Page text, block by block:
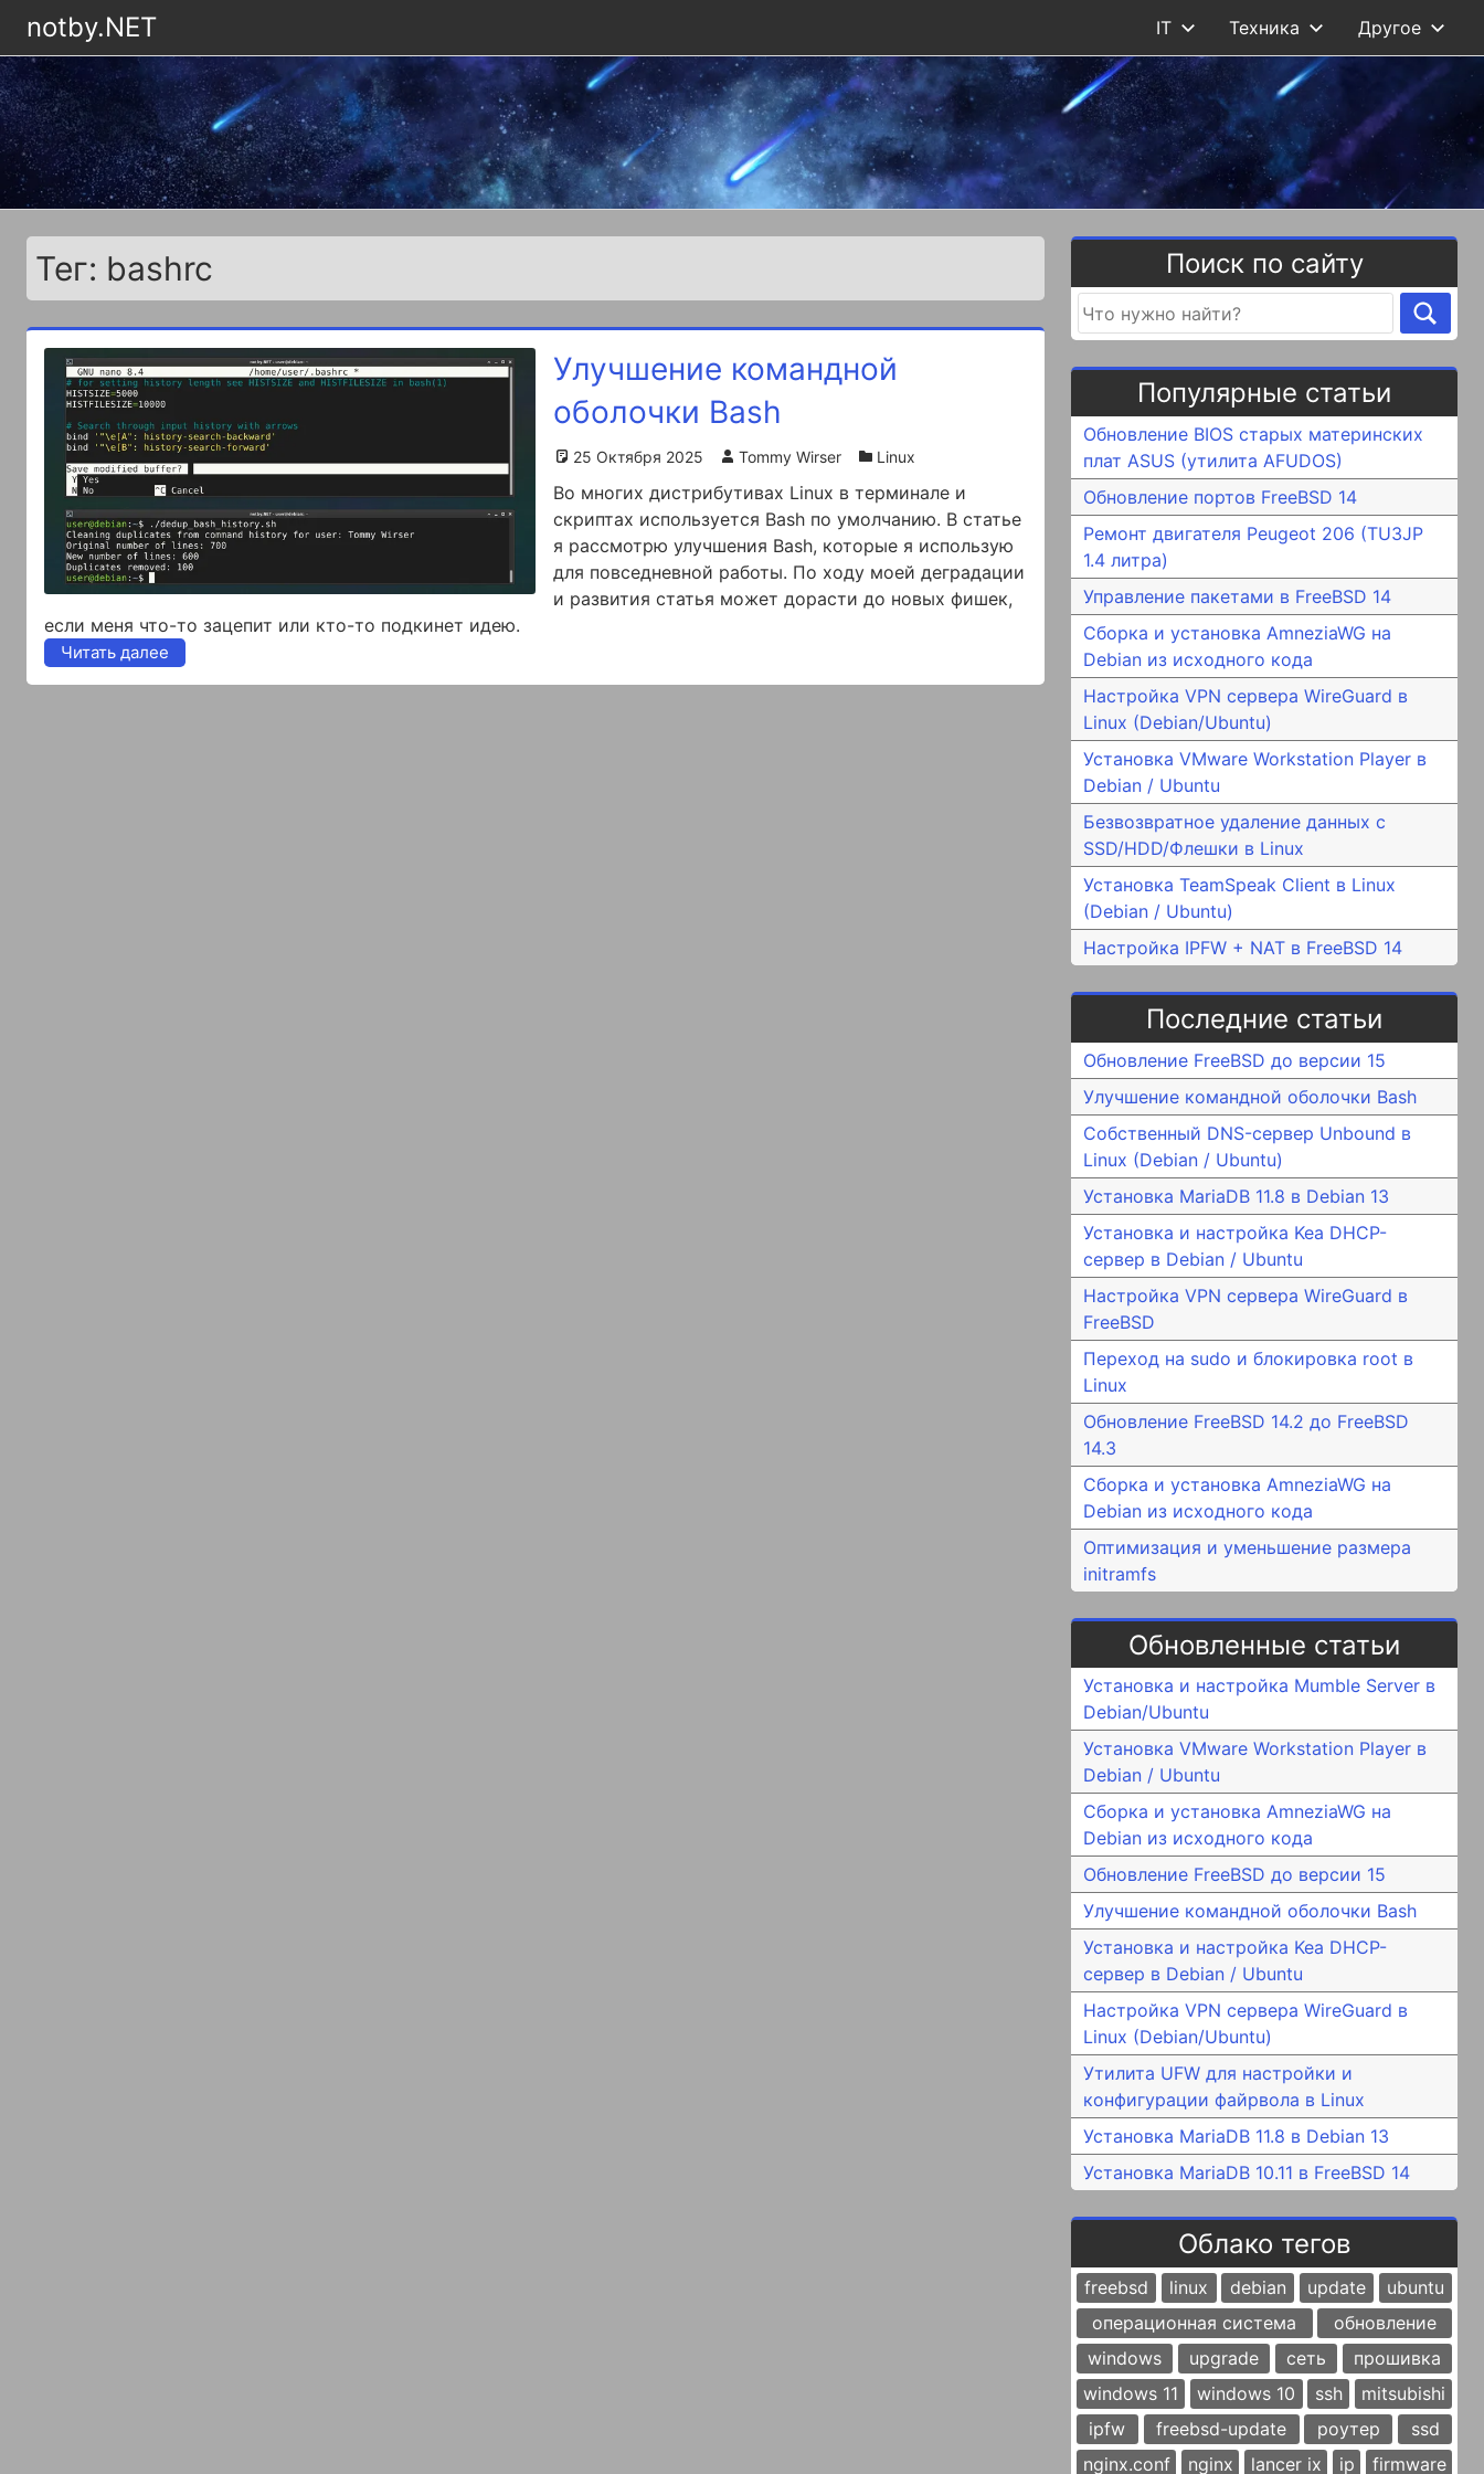
notby.NET IT Техника Другое
Тег: bashrc
Улучшение командной
оболочки Bash
25 Октября 2025 Tommy Wirser Linux
Во многих дистрибутивах Linux в терминале и
скриптах используется Bash по умолчанию. В статье
я рассмотрю улучшения Bash, которые я использую
для повседневной работы. По ходу моей деградации
и развития статья может дорасти до новых фишек,
если меня что-то зацепит или кто-то подкинет идею.
Читать далее
Поиск по сайту
Популярные статьи
Обновление BIOS старых материнских
плат ASUS (утилита AFUDOS)
Обновление портов FreeBSD 14
Ремонт двигателя Peugeot 206 (TU3JP
1.4 литра)
Управление пакетами в FreeBSD 14
Сборка и установка AmneziaWG на
Debian из исходного кода
Настройка VPN сервера WireGuard в
Linux (Debian/Ubuntu)
Установка VMware Workstation Player в
Debian / Ubuntu
Безвозвратное удаление данных с
SSD/HDD/Флешки в Linux
Установка TeamSpeak Client в Linux
(Debian / Ubuntu)
Настройка IPFW + NAT в FreeBSD 14
Последние статьи
Обновление FreeBSD до версии 15
Улучшение командной оболочки Bash
Собственный DNS-сервер Unbound в
Linux (Debian / Ubuntu)
Установка MariaDB 11.8 в Debian 13
Установка и настройка Kea DHCP-
сервер в Debian / Ubuntu
Настройка VPN сервера WireGuard в
FreeBSD
Переход на sudo и блокировка root в
Linux
Обновление FreeBSD 14.2 до FreeBSD
14.3
Сборка и установка AmneziaWG на
Debian из исходного кода
Оптимизация и уменьшение размера
initramfs
Обновленные статьи
Установка и настройка Mumble Server в
Debian/Ubuntu
Установка VMware Workstation Player в
Debian / Ubuntu
Сборка и установка AmneziaWG на
Debian из исходного кода
Обновление FreeBSD до версии 15
Улучшение командной оболочки Bash
Установка и настройка Kea DHCP-
сервер в Debian / Ubuntu
Настройка VPN сервера WireGuard в
Linux (Debian/Ubuntu)
Утилита UFW для настройки и
конфигурации файрвола в Linux
Установка MariaDB 11.8 в Debian 13
Установка MariaDB 10.11 в FreeBSD 14
Облако тегов
freebsd linux debian update
ubuntu
операционная система
обновление
windows
upgrade сеть
прошивка
windows 11
windows 10 ssh
mitsubishi
ipfw
freebsd-update роутер
ssd
nginx.conf
nginx lancer ix ip firmware